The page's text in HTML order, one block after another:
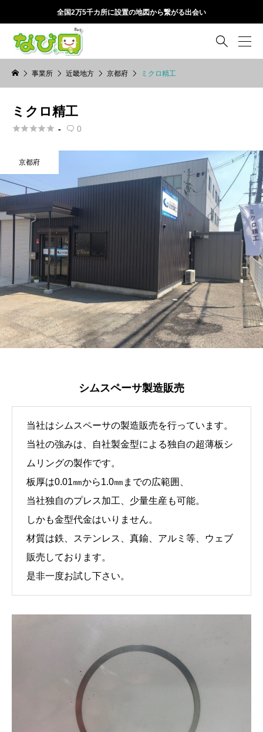
全国2万5千カ所に設置の地図から繋がる出会い

事業所 近畿地方 京都府 ミクロ精工
ミクロ精工
 -  0
京都府
シムスペーサ製造販売
当社はシムスペーサの製造販売を行っています。
当社の強みは、自社製金型による独自の超薄板シ
ムリングの製作です。
板厚は0.01㎜から1.0㎜までの広範囲、
当社独自のプレス加工、少量生産も可能。
しかも金型代金はいりません。
材質は鉄、ステンレス、真鍮、アルミ等、ウェブ
販売しております。
是非一度お試し下さい。